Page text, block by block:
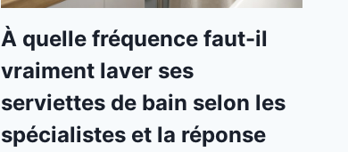
À quelle fréquence faut-il
vraiment laver ses
serviettes de bain selon les
spécialistes et la réponse